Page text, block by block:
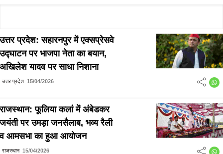
उत्तर प्रदेश: सहारनपुर में एक्सप्रेसवे
उद्घाटन पर भाजपा नेता का बयान,
अखिलेश यादव पर साधा निशाना
उत्तर प्रदेश 15/04/2026
राजस्थान: फूलिया कलां में अंबेडकर
जयंती पर उमड़ा जनसैलाब, भव्य रैली
व आमसभा का हुआ आयोजन
राजस्थान 15/04/2026